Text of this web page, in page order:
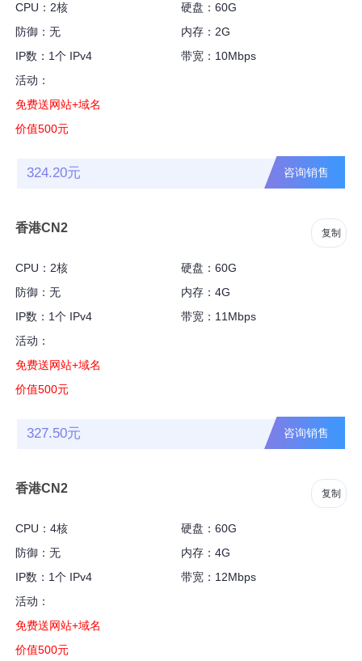
CPU：2核
硬盘：60G
防御：无
内存：2G
IP数：1个 IPv4
带宽：10Mbps
活动：
免费送网站+域名
价值500元
324.20元 咨询销售
香港CN2 复制
CPU：2核
硬盘：60G
防御：无
内存：4G
IP数：1个 IPv4
带宽：11Mbps
活动：
免费送网站+域名
价值500元
327.50元 咨询销售
香港CN2 复制
CPU：4核
硬盘：60G
防御：无
内存：4G
IP数：1个 IPv4
带宽：12Mbps
活动：
免费送网站+域名
价值500元